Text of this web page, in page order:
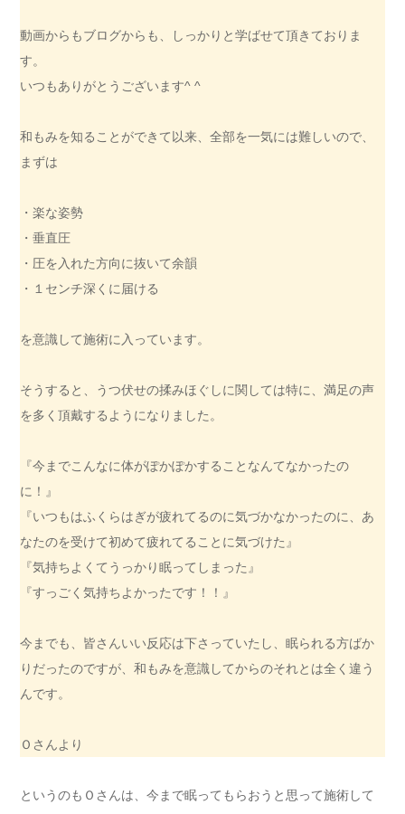
動画からもブログからも、しっかりと学ばせて頂きておりま
す。
いつもありがとうございます^ ^
和もみを知ることができて以来、全部を一気には難しいので、
まずは
・楽な姿勢
・垂直圧
・圧を入れた方向に抜いて余韻
・１センチ深くに届ける
を意識して施術に入っています。
そうすると、うつ伏せの揉みほぐしに関しては特に、満足の声
を多く頂戴するようになりました。
『今までこんなに体がぽかぽかすることなんてなかったの
に！』
『いつもはふくらはぎが疲れてるのに気づかなかったのに、あ
なたのを受けて初めて疲れてることに気づけた』
『気持ちよくてうっかり眠ってしまった』
『すっごく気持ちよかったです！！』
今までも、皆さんいい反応は下さっていたし、眠られる方ばか
りだったのですが、和もみを意識してからのそれとは全く違う
んです。
Ｏさんより
というのもＯさんは、今まで眠ってもらおうと思って施術して